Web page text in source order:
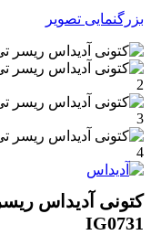
بزرگنمایی تصویر
IG0731